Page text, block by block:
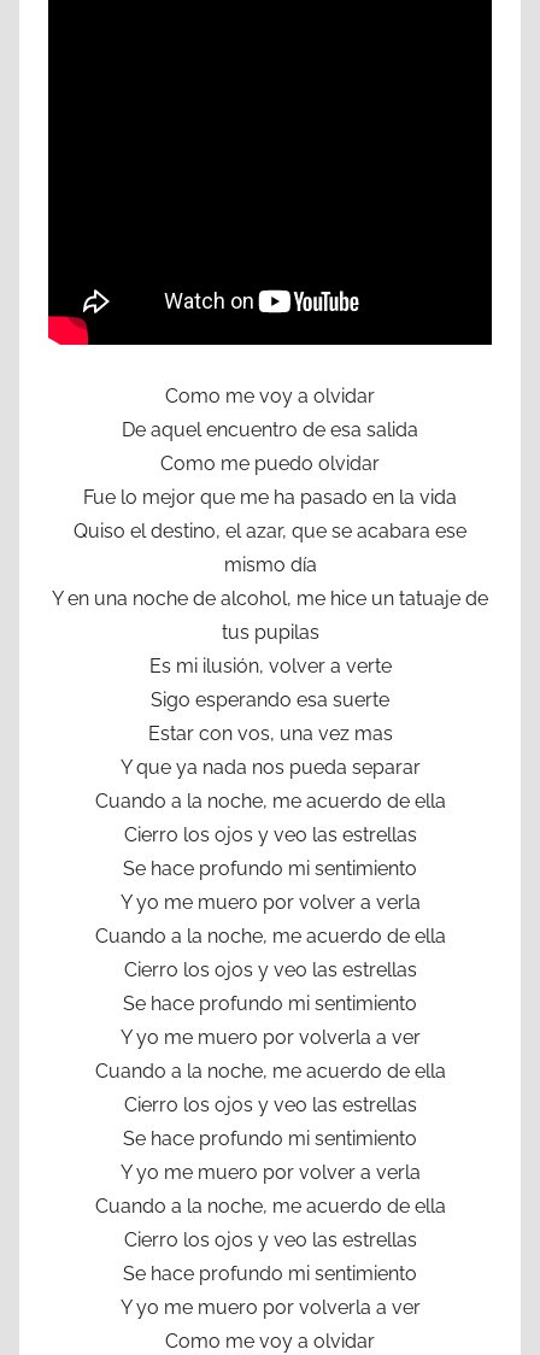
Como me voy a olvidar
De aquel encuentro de esa salida
Como me puedo olvidar
Fue lo mejor que me ha pasado en la vida
Quiso el destino, el azar, que se acabara ese
mismo día
Y en una noche de alcohol, me hice un tatuaje de
tus pupilas
Es mi ilusión, volver a verte
Sigo esperando esa suerte
Estar con vos, una vez mas
Y que ya nada nos pueda separar
Cuando a la noche, me acuerdo de ella
Cierro los ojos y veo las estrellas
Se hace profundo mi sentimiento
Y yo me muero por volver a verla
Cuando a la noche, me acuerdo de ella
Cierro los ojos y veo las estrellas
Se hace profundo mi sentimiento
Y yo me muero por volverla a ver
Cuando a la noche, me acuerdo de ella
Cierro los ojos y veo las estrellas
Se hace profundo mi sentimiento
Y yo me muero por volver a verla
Cuando a la noche, me acuerdo de ella
Cierro los ojos y veo las estrellas
Se hace profundo mi sentimiento
Y yo me muero por volverla a ver
Como me voy a olvidar